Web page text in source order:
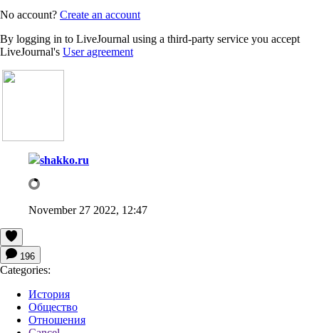
No account? Create an account
By logging in to LiveJournal using a third-party service you accept
LiveJournal's User agreement
shakko.ru
November 27 2022, 12:47
196
Categories:
История
Общество
Отношения